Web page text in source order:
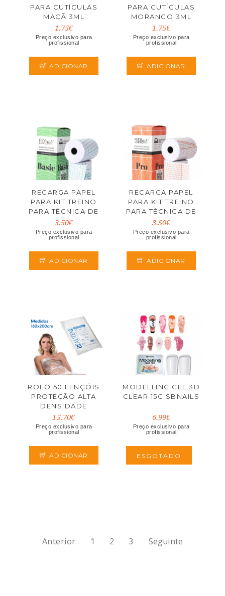
PARA CUTÍCULAS
MAÇÃ 3ML
1.75€
Preço exclusivo para
profissional
ADICIONAR
PARA CUTÍCULAS
MORANGO 3ML
1.75€
Preço exclusivo para
profissional
ADICIONAR
RECARGA PAPEL
PARA KIT TREINO
PARA TÉCNICA DE
CORTE BASIC
EUROSTIL
3.50€
Preço exclusivo para
profissional
ADICIONAR
RECARGA PAPEL
PARA KIT TREINO
PARA TÉCNICA DE
CORTE PRO
EUROSTIL
3.50€
Preço exclusivo para
profissional
ADICIONAR
ROLO 50 LENÇÓIS
PROTEÇÃO ALTA
DENSIDADE
180X200CM
EUROSTIL
15.70€
Preço exclusivo para
profissional
ADICIONAR
MODELLING GEL 3D
CLEAR 15G SBNAILS
6.99€
Preço exclusivo para
profissional
ESGOTADO
Anterior 1 2 3 Seguinte